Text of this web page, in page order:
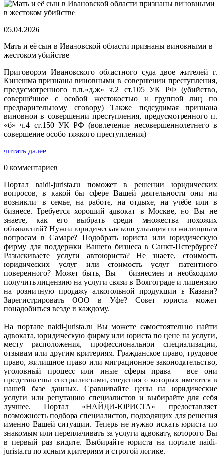
05.04.2026
Мать и её сын в Ивановской области признаны виновными в
жестоком убийстве
Приговором Ивановского областного суда двое жителей г.
Кинешма признаны виновными в совершении преступления,
предусмотренного п.п.«д,ж» ч.2 ст.105 УК РФ (убийство,
совершённое с особой жестокостью и группой лиц по
предварительному сговору) Также подсудимая признана
виновной в совершении преступления, предусмотренного п.
«б» ч.4 ст.150 УК РФ (вовлечение несовершеннолетнего в
совершение особо тяжкого преступления).
читать далее
0 комментариев
Портал naidi-jurista.ru поможет в решении юридических
вопросов, в какой бы сфере Вашей деятельности они ни
возникли: в семье, на работе, на отдыхе, на учёбе или в
бизнесе. Требуется хороший адвокат в Москве, но Вы не
знаете, как его выбрать среди множества похожих
объявлений? Нужна юридическая консультация по жилищным
вопросам в Самаре? Подобрать юриста или юридическую
фирму для поддержки Вашего бизнеса в Санкт-Петербурге?
Разыскиваете услуги автоюриста? Не знаете, стоимость
юридических услуг или стоимость услуг патентного
поверенного? Может быть, Вы – бизнесмен и необходимо
получить лицензию на услуги связи в Волгограде и лицензию
на розничную продажу алкогольной продукции в Казани?
Зарегистрировать ООО в Уфе? Совет юриста может
понадобиться везде и каждому.
На портале naidi-jurista.ru Вы можете самостоятельно найти
адвоката, юридическую фирму или юриста по цене на услуги,
месту расположения, профессиональной специализации,
отзывам или другим критериям. Гражданское право, трудовое
право, жилищное право или миграционное законодательство,
уголовный процесс или иные сферы права – все они
представлены специалистами, сведения о которых имеются в
нашей базе данных. Сравнивайте цены на юридические
услуги или репутацию специалистов и выбирайте для себя
лучшее. Портал «НАЙДИ-ЮРИСТА» предоставляет
возможность подбора специалистов, подходящих для решения
именно Вашей ситуации. Теперь не нужно искать юриста по
знакомым или переплачивать за услуги адвокату, которого Вы
в первый раз видите. Выбирайте юриста на портале naidi-
jurista.ru по ясным критериям и строгой логике.